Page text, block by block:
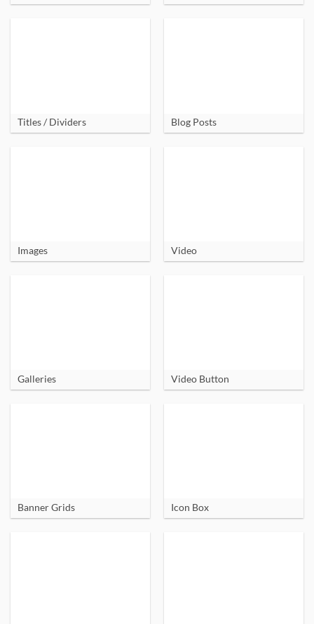
Titles / Dividers Blog Posts
Images Video
Galleries Video Button
Banner Grids Icon Box